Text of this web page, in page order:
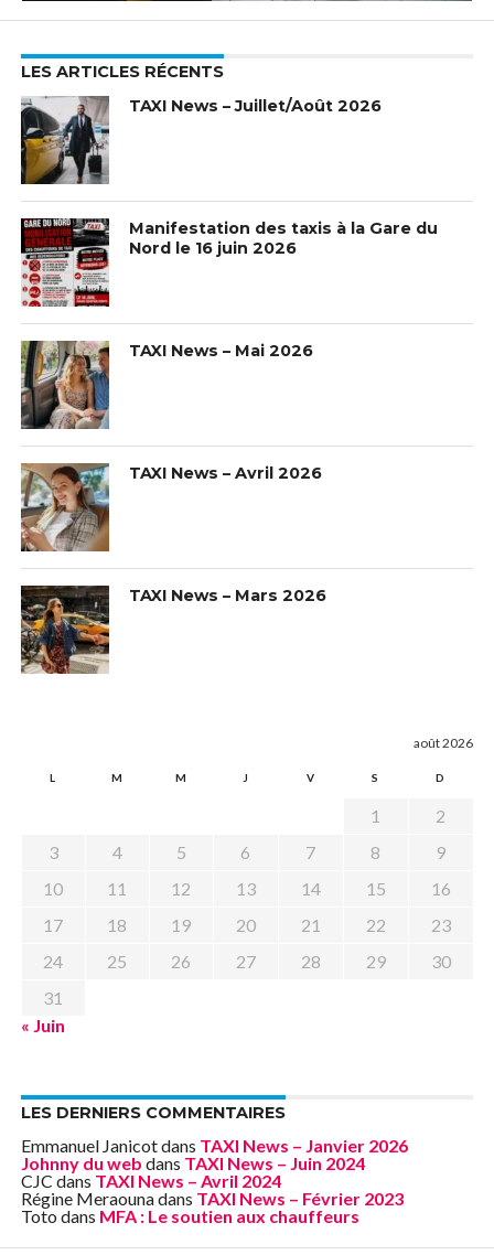
LES ARTICLES RÉCENTS
TAXI News – Juillet/Août 2026
Manifestation des taxis à la Gare du
Nord le 16 juin 2026
TAXI News – Mai 2026
TAXI News – Avril 2026
TAXI News – Mars 2026
août 2026
L M M J V S D
1
2
3
4 5 6 7 8
9
10
11 12 13 14 15
16
17
18 19 20 21 22
23
24
25 26 27 28 29
30
31
« Juin
LES DERNIERS COMMENTAIRES
Emmanuel Janicotdans TAXI News – Janvier 2026
Johnny du web dans TAXI News – Juin 2024
CJC dans TAXI News – Avril 2024
Régine Meraounadans TAXI News – Février 2023
Toto dans MFA : Le soutien aux chauffeurs